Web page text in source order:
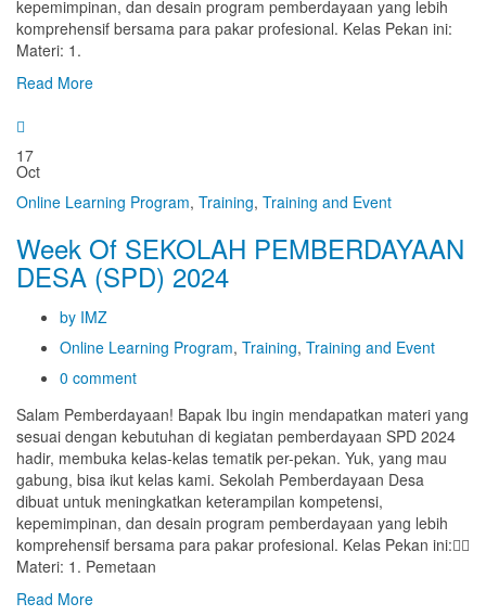
kepemimpinan, dan desain program pemberdayaan yang lebih
komprehensif bersama para pakar profesional. Kelas Pekan ini:
Materi: 1.
Read More
17
Oct
Online Learning Program, Training, Training and Event
Week Of SEKOLAH PEMBERDAYAAN
DESA (SPD) 2024
by IMZ
Online Learning Program, Training, Training and Event
0 comment
Salam Pemberdayaan! Bapak Ibu ingin mendapatkan materi yang
sesuai dengan kebutuhan di kegiatan pemberdayaan SPD 2024
hadir, membuka kelas-kelas tematik per-pekan. Yuk, yang mau
gabung, bisa ikut kelas kami. Sekolah Pemberdayaan Desa
dibuat untuk meningkatkan keterampilan kompetensi,
kepemimpinan, dan desain program pemberdayaan yang lebih
komprehensif bersama para pakar profesional. Kelas Pekan ini:👇🏻
Materi: 1. Pemetaan
Read More